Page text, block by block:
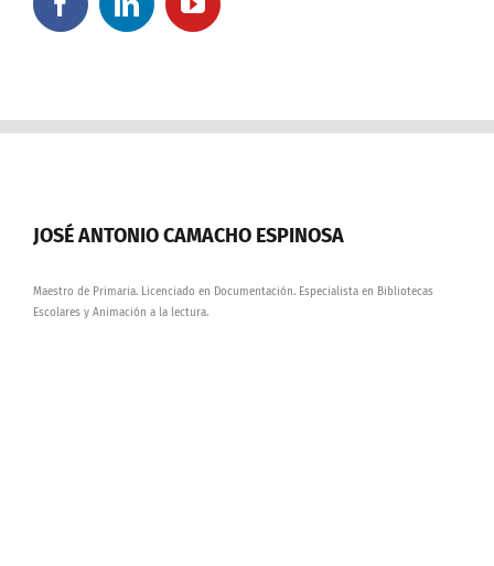
JOSÉ ANTONIO CAMACHO ESPINOSA
Maestro de Primaria. Licenciado en Documentación. Especialista en Bibliotecas
Escolares y Animación a la lectura.